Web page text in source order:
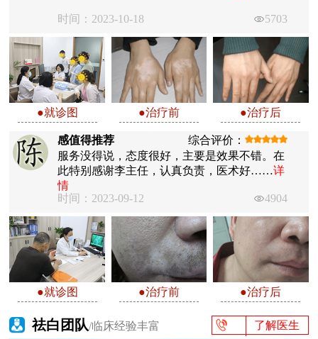
时间：2023-10-18 5703
●就诊图 ●治疗前 ●治疗后
感值得推荐
综合评价：
服务没得说，态度很好，主要是效果不错。在
此特别感谢李主任，认真负责，医术好……详
情
时间：2023-09-12
4904
●就诊图 ●治疗前 ●治疗后
祛白团队/临床经验丰富 了解医生